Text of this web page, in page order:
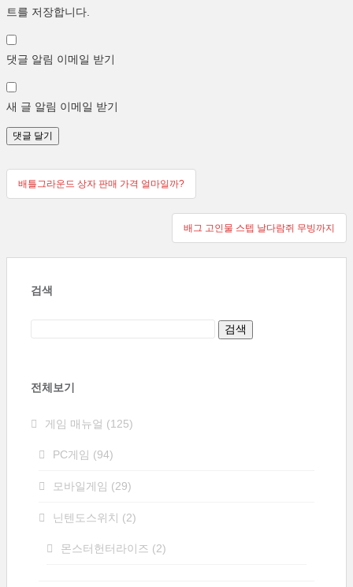
트를 저장합니다.
댓글 알림 이메일 받기
새 글 알림 이메일 받기
글
배틀그라운드 상자 판매 가격 얼마일까?
배그 고인물 스텝 날다람쥐 무빙까지
검색
전체보기
게임 매뉴얼 (125)
PC게임 (94)
모바일게임 (29)
닌텐도스위치 (2)
몬스터헌터라이즈 (2)